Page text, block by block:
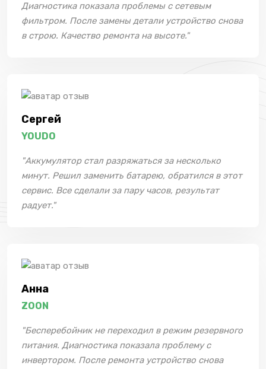
Диагностика показала проблемы с сетевым
фильтром. После замены детали устройство снова
в строю. Качество ремонта на высоте."
Сергей
YOUDO
"Аккумулятор стал разряжаться за несколько
минут. Решил заменить батарею, обратился в этот
сервис. Все сделали за пару часов, результат
радует."
Анна
ZOON
"Бесперебойник не переходил в режим резервного
питания. Диагностика показала проблему с
инвертором. После ремонта устройство снова